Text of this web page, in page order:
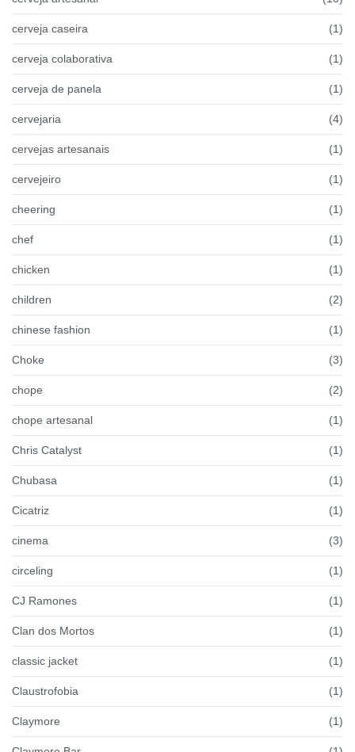
cerveja caseira (1)
cerveja colaborativa (1)
cerveja de panela (1)
cervejaria (4)
cervejas artesanais (1)
cervejeiro (1)
cheering (1)
chef (1)
chicken (1)
children (2)
chinese fashion (1)
Choke (3)
chope (2)
chope artesanal (1)
Chris Catalyst (1)
Chubasa (1)
Cicatriz (1)
cinema (3)
circeling (1)
CJ Ramones (1)
Clan dos Mortos (1)
classic jacket (1)
Claustrofobia (1)
Claymore (1)